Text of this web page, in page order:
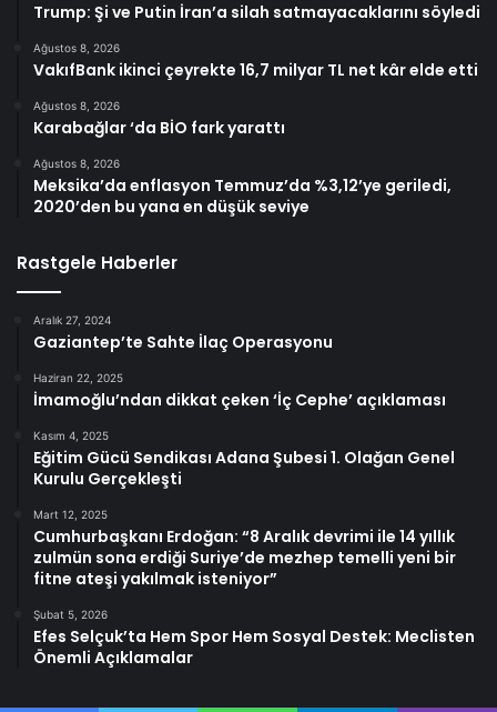
Trump: Şi ve Putin İran’a silah satmayacaklarını söyledi
Ağustos 8, 2026
VakıfBank ikinci çeyrekte 16,7 milyar TL net kâr elde etti
Ağustos 8, 2026
Karabağlar ‘da BİO fark yarattı
Ağustos 8, 2026
Meksika’da enflasyon Temmuz’da %3,12’ye geriledi,
2020’den bu yana en düşük seviye
Rastgele Haberler
Aralık 27, 2024
Gaziantep’te Sahte İlaç Operasyonu
Haziran 22, 2025
İmamoğlu’ndan dikkat çeken ‘İç Cephe’ açıklaması
Kasım 4, 2025
Eğitim Gücü Sendikası Adana Şubesi 1. Olağan Genel
Kurulu Gerçekleşti
Mart 12, 2025
Cumhurbaşkanı Erdoğan: “8 Aralık devrimi ile 14 yıllık
zulmün sona erdiği Suriye’de mezhep temelli yeni bir
fitne ateşi yakılmak isteniyor”
Şubat 5, 2026
Efes Selçuk’ta Hem Spor Hem Sosyal Destek: Meclisten
Önemli Açıklamalar